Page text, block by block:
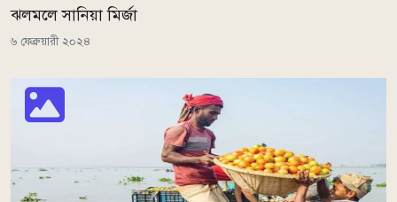
ঝলমলে সানিয়া মির্জা
৬ ফেব্রুয়ারী ২০২৪